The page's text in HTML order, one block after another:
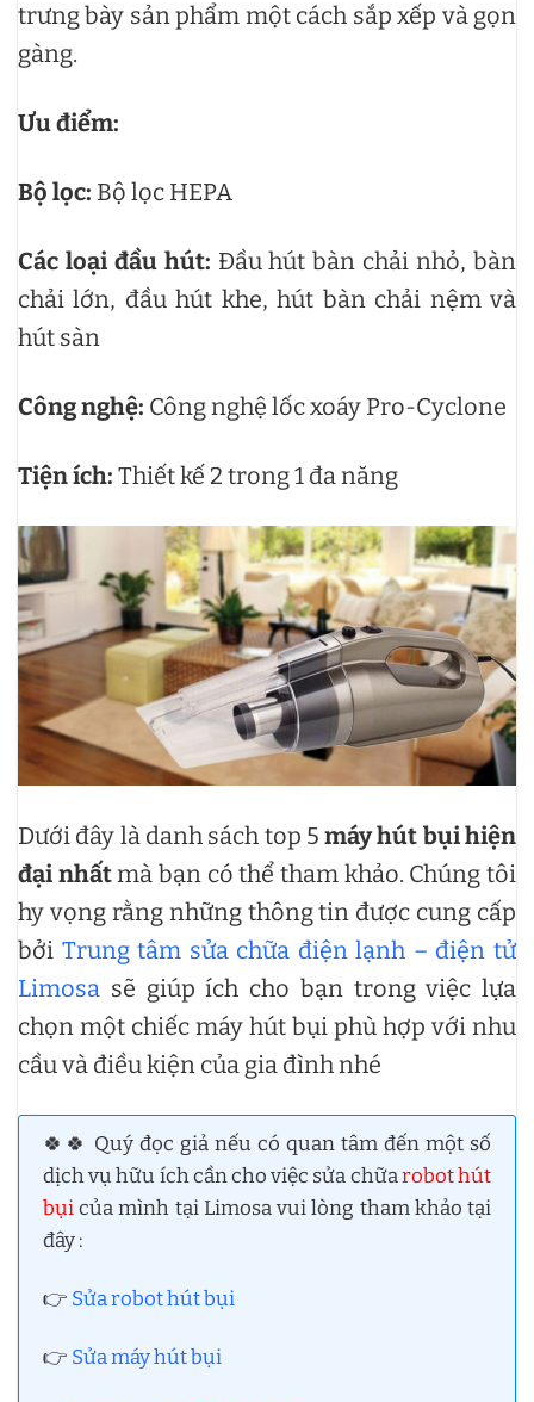
trưng bày sản phẩm một cách sắp xếp và gọn
gàng.
Ưu điểm:
Bộ lọc: Bộ lọc HEPA
Các loại đầu hút: Đầu hút bàn chải nhỏ, bàn
chải lớn, đầu hút khe, hút bàn chải nệm và
hút sàn
Công nghệ: Công nghệ lốc xoáy Pro-Cyclone
Tiện ích: Thiết kế 2 trong 1 đa năng
Dưới đây là danh sách top 5máy hút bụi hiện
đại nhấtmà bạn có thể tham khảo. Chúng tôi
hy vọng rằng những thông tin được cung cấp
bởi Trung tâm sửa chữa điện lạnh – điện tử
Limosa sẽ giúp ích cho bạn trong việc lựa
chọn một chiếc máy hút bụi phù hợp với nhu
cầu và điều kiện của gia đình nhé
🍀🍀 Quý đọc giả nếu có quan tâm đến một số
dịch vụ hữu ích cần cho việc sửa chữarobot hút
bụicủa mình tại Limosa vui lòng tham khảo tại
đây :
👉 Sửa robot hút bụi
👉 Sửa máy hút bụi